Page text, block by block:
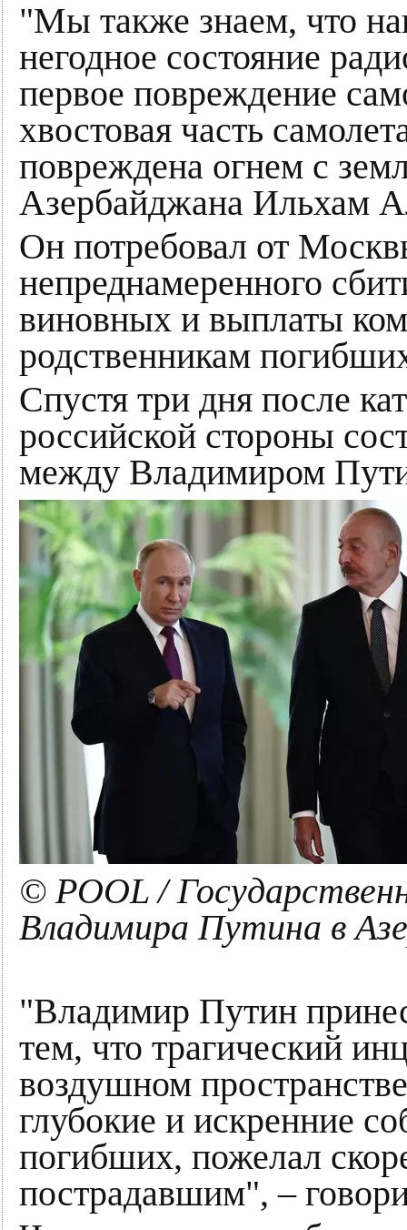
"Мы также знаем, что
негодное состояние
первое повреждение
хвостовая часть
повреждена огнем с
Азербайджана Ильхам
Он потребовал от
непреднамеренного
виновных и выплаты
родственникам
Спустя три дня после
российской стороны
между Владимиром
© POOL /
Владимира Путина в
"Владимир Путин
тем, что трагический
воздушном
глубокие и искренние
погибших, пожелал
пострадавшим", –